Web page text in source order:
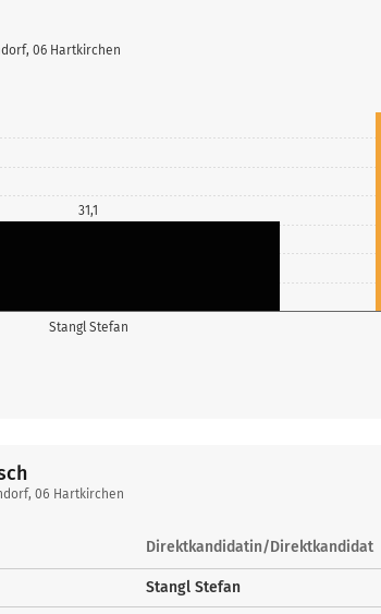
Stangl Stefan
31,1
06 Hartkirchen
06 Hartkirchen
Direktkandidatin/Direktkandidat
Stangl Stefan